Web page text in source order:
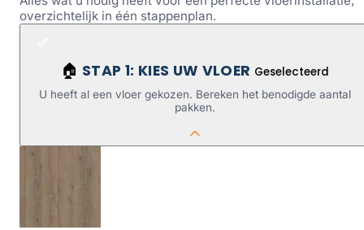
overzichtelijk in één stappenplan.
🏠 STAP 1: KIES UW VLOER Geselecteerd
U heeft al een vloer gekozen. Bereken het benodigde aantal
pakken.